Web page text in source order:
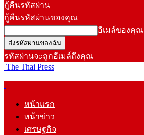
กู้คืนรหัสผ่าน
กู้คืนรหัสผ่านของคุณ
อีเมล์ของคุณ
รหัสผ่านจะถูกอีเมล์ถึงคุณ
The Thai Press
หน้าแรก
หน้าข่าว
เศรษฐกิจ